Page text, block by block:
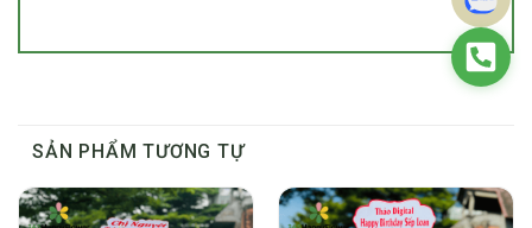
SẢN PHẨM TƯƠNG TỰ